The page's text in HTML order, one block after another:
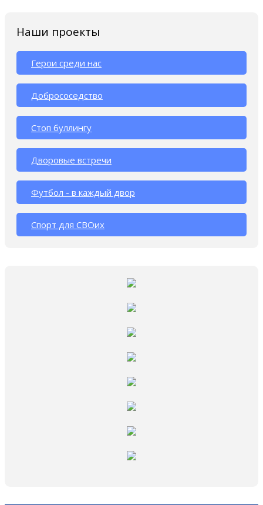
Наши проекты
Герои среди нас
Добрососедство
Стоп буллингу
Дворовые встречи
Футбол - в каждый двор
Спорт для СВОих